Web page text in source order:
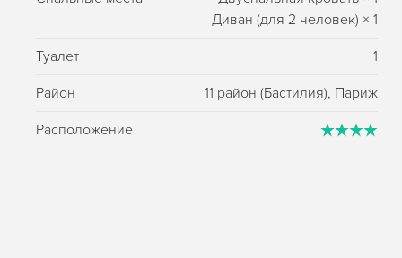
Диван (для 2 человек) ×1
Туалет 1
Район 11 район (Бастилия), Париж
Расположение